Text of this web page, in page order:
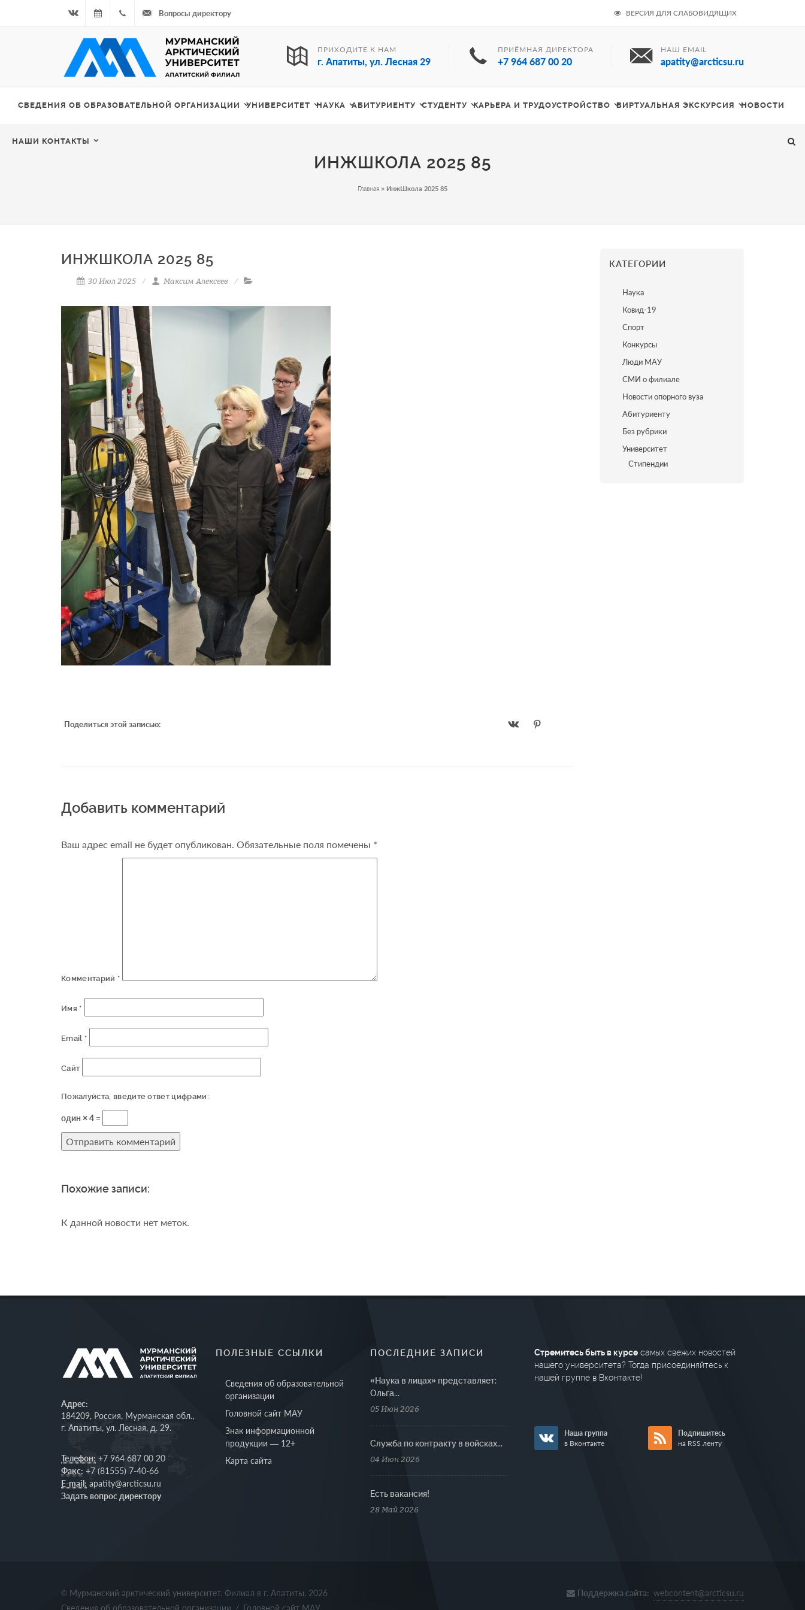
Вконтакте08.08.2026
- Чётная
+7
964
Вопросы директору ВЕРСИЯ ДЛЯ СЛАБОВИДЯЩИХ
ПРИХОДИТЕ К НАМ
г. Апатиты, ул. Лесная 29
ПРИЁМНАЯ ДИРЕКТОРА
+7 964 687 00 20
НАШ EMAIL
apatity@arcticsu.ru
СВЕДЕНИЯ ОБ ОБРАЗОВАТЕЛЬНОЙ ОРГАНИЗАЦИИ УНИВЕРСИТЕТ НАУКА АБИТУРИЕНТУ СТУДЕНТУ КАРЬЕРА И ТРУДОУСТРОЙСТВО ВИРТУАЛЬНАЯ ЭКСКУРСИЯ НОВОСТИ
НАШИ КОНТАКТЫ
ИНЖШКОЛА 2025 85
Главная » ИнжШкола 2025 85
ИНЖШКОЛА 2025 85
30 Июл 2025 Максим Алексеев
Поделиться этой записью:
Добавить комментарий
Ваш адрес email не будет опубликован. Обязательные поля помечены *
Комментарий *
Имя *
Email *
Сайт
Пожалуйста, введите ответ цифрами:
один × 4 =
Похожие записи:
К данной новости нет меток.
КАТЕГОРИИ
Наука
Ковид-19
Спорт
Конкурсы
Люди МАУ
СМИ о филиале
Новости опорного вуза
Абитуриенту
Без рубрики
Университет
Стипендии
Адрес:
184209, Россия, Мурманская обл.,
г. Апатиты, ул. Лесная, д. 29.
Телефон: +7 964 687 00 20
Факс: +7 (81555) 7-40-66
E-mail: apatity@arcticsu.ru
Задать вопрос директору
ПОЛЕЗНЫЕ ССЫЛКИ
Сведения об образовательной
организации
Головной сайт МАУ
Знак информационной
продукции — 12+
Карта сайта
ПОСЛЕДНИЕ ЗАПИСИ
«Наука в лицах» представляет:
Ольга...
05 Июн 2026
Cлужба по контракту в войсках...
04 Июн 2026
Есть вакансия!
28 Май 2026
Стремитесь быть в курсе самых свежих новостей
нашего университета? Тогда присоединяйтесь к
нашей группе в Вконтакте!
Наша группа
в Вконтакте
Подпишитесь
на RSS ленту
© Мурманский арктический университет. Филиал в г. Апатиты, 2026
Сведения об образовательной организации / Головной сайт МАУ
Поддержка сайта: webcontent@arcticsu.ru